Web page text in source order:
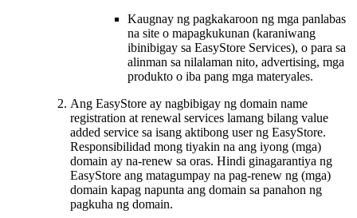
Kaugnay ng pagkakaroon ng mga panlabas
na site o mapagkukunan (karaniwang
ibinibigay sa EasyStore Services), o para sa
alinman sa nilalaman nito, advertising, mga
produkto o iba pang mga materyales.
Ang EasyStore ay nagbibigay ng domain name
registration at renewal services lamang bilang value
added service sa isang aktibong user ng EasyStore.
Responsibilidad mong tiyakin na ang iyong (mga)
domain ay na-renew sa oras. Hindi ginagarantiya ng
EasyStore ang matagumpay na pag-renew ng (mga)
domain kapag napunta ang domain sa panahon ng
pagkuha ng domain.